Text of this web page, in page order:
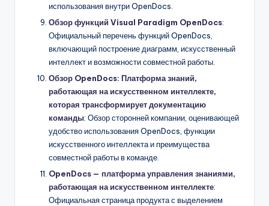
использования внутри OpenDocs.
Обзор функций Visual Paradigm OpenDocs:
Официальный перечень функций OpenDocs,
включающий построение диаграмм, искусственный
интеллект и возможности совместной работы.
Обзор OpenDocs: Платформа знаний,
работающая на искусственном интеллекте,
которая трансформирует документацию
команды: Обзор сторонней компании, оценивающей
удобство использования OpenDocs, функции
искусственного интеллекта и преимущества
совместной работы в команде.
OpenDocs — платформа управления знаниями,
работающая на искусственном интеллекте:
Официальная страница продукта с выделением